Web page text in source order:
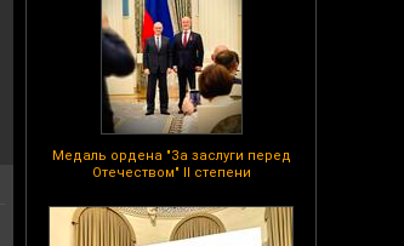
Медаль ордена "За заслуги перед
Отечеством" II степени